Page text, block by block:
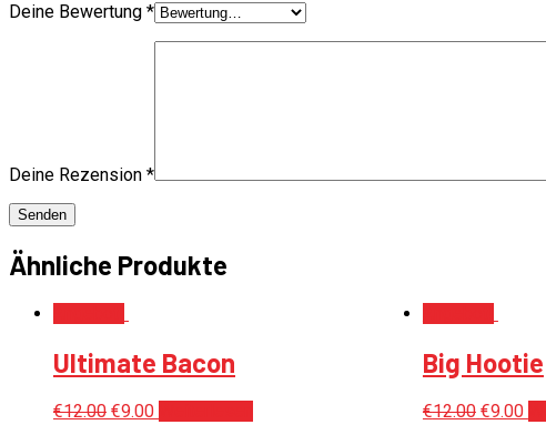
Deine Bewertung *
Deine Rezension *
Ähnliche Produkte
Ultimate Bacon
€12.00 €9.00
Big Hootie
€12.00 €9.00